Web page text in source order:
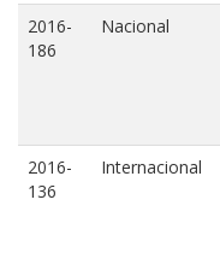
2016-
186
Nacional
2016-
136
Internacional